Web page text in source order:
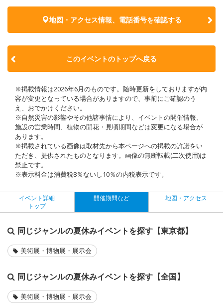
地図・アクセス情報、電話番号を確認する
このイベントのトップへ戻る
※掲載情報は2026年6月のものです。随時更新をしておりますが内
容が変更となっている場合がありますので、事前にご確認のう
え、おでかけください。
※自然災害の影響やその他諸事情により、イベントの開催情報、
施設の営業時間、植物の開花・見頃期間などは変更になる場合が
あります。
※掲載されている画像は取材先から本ページへの掲載の許諾をい
ただき、提供されたものとなります。画像の無断転載(二次使用)は
禁止です。
※表示料金は消費税8％ないし10％の内税表示です。
イベント詳細
トップ
開催期間など 地図・アクセス
同じジャンルの夏休みイベントを探す【東京都】
美術展・博物展・展示会
同じジャンルの夏休みイベントを探す【全国】
美術展・博物展・展示会